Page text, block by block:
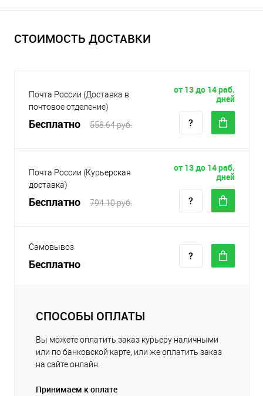
СТОИМОСТЬ ДОСТАВКИ
Почта России (Доставка в
почтовое отделение)
Бесплатно 558.64 руб.
от 13 до 14 раб.
дней
Почта России (Курьерская
доставка)
Бесплатно 794.10 руб.
от 13 до 14 раб.
дней
Самовывоз
Бесплатно
СПОСОБЫ ОПЛАТЫ
Вы можете оплатить заказ курьеру наличными
или по банковской карте, или же оплатить заказ
на сайте онлайн.
Принимаем к оплате